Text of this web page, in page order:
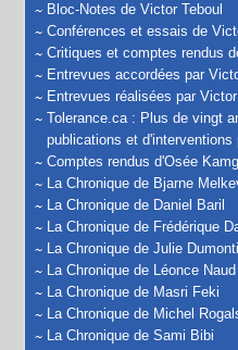
Bloc-Notes de Victor Teboul
Conférences et essais de
Critiques et comptes rendus
Entrevues accordées par
Entrevues réalisées par Victor
Tolerance.ca : Plus de vingt
publications et d'interventions
Comptes rendus d'Osée
La Chronique de Bjarne
La Chronique de Daniel Baril
La Chronique de Frédérique
La Chronique de Julie
La Chronique de Léonce Naud
La Chronique de Masri Feki
La Chronique de Michel
La Chronique de Sami Bibi